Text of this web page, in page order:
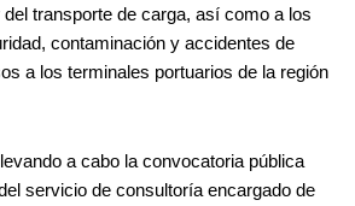
transporte de carga, así como a los
contaminación y accidentes de
a los terminales portuarios de la región
a cabo la convocatoria pública
servicio de consultoría encargado de